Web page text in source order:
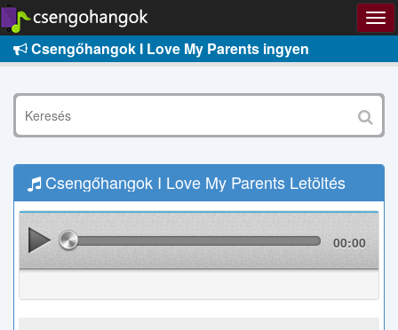
Csengőhangok I Love My Parents ingyen
Csengőhangok I Love My Parents Letöltés
00:00